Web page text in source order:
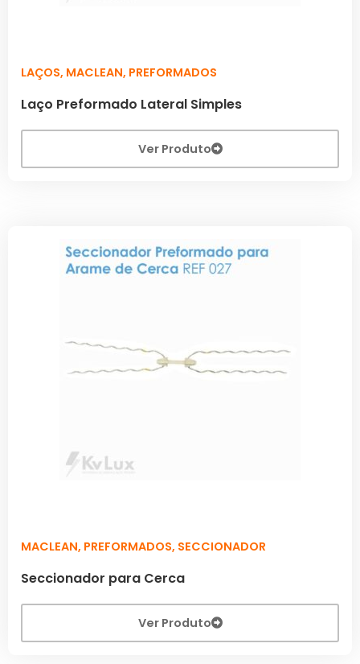
LAÇOS, MACLEAN, PREFORMADOS
Laço Preformado Lateral Simples
Ver Produto
MACLEAN, PREFORMADOS, SECCIONADOR
Seccionador para Cerca
Ver Produto